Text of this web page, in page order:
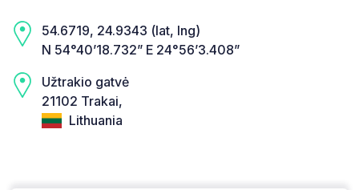
54.6719, 24.9343 (lat, lng)
N 54°40’18.732” E 24°56’3.408”
Užtrakio gatvė
21102 Trakai,
Lithuania